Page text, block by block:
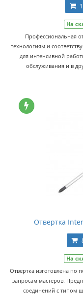
На
Профессиональная
технологиям и
для интенсивной
обслуживания и в
Отвертка
На
Отвертка изготовлена по
запросам мастеров.
соединений с типом